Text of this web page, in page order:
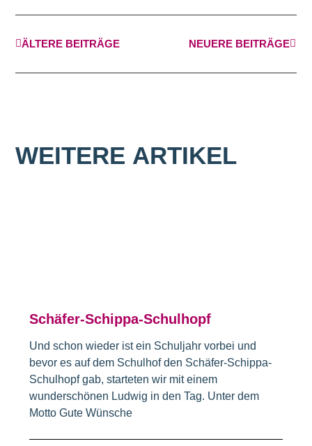
ÄLTERE BEITRÄGE NEUERE BEITRÄGE
WEITERE ARTIKEL
Schäfer-Schippa-Schulhopf
Und schon wieder ist ein Schuljahr vorbei und
bevor es auf dem Schulhof den Schäfer-Schippa-
Schulhopf gab, starteten wir mit einem
wunderschönen Ludwig in den Tag. Unter dem
Motto Gute Wünsche